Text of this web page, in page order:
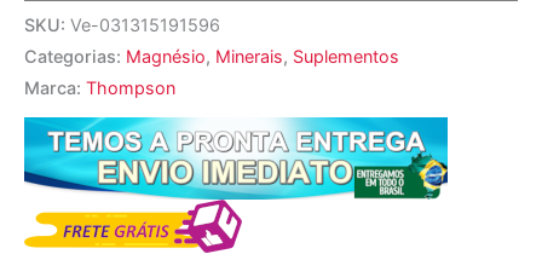
SKU: Ve-031315191596
Categorias: Magnésio, Minerais, Suplementos
Marca: Thompson